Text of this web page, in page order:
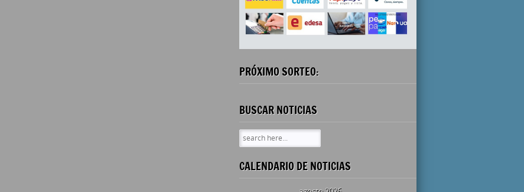
PRÓXIMO SORTEO:
BUSCAR NOTICIAS
CALENDARIO DE NOTICIAS